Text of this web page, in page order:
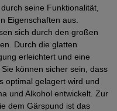
seine Funktionalität,
Eigenschaften aus.
sich durch den großen
Durch die glatten
erleichtert und eine
können sicher sein, dass
optimal gelagert wird und
und Alkohol entwickelt. Zur
dem Gärspund ist das